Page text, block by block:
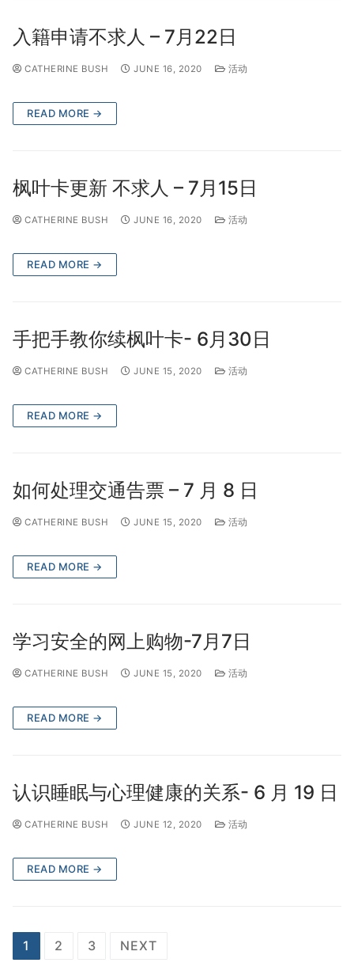
入籍申请不求人 – 7月22日
CATHERINE BUSH JUNE 16, 2020 活动
READ MORE →
枫叶卡更新 不求人 – 7月15日
CATHERINE BUSH JUNE 16, 2020 活动
READ MORE →
手把手教你续枫叶卡- 6月30日
CATHERINE BUSH JUNE 15, 2020 活动
READ MORE →
如何处理交通告票 – 7 月 8 日
CATHERINE BUSH JUNE 15, 2020 活动
READ MORE →
学习安全的网上购物-7月7日
CATHERINE BUSH JUNE 15, 2020 活动
READ MORE →
认识睡眠与心理健康的关系- 6 月 19 日
CATHERINE BUSH JUNE 12, 2020 活动
READ MORE →
1 2 3 NEXT